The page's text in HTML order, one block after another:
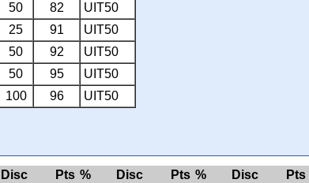
50 82
UIT50
25 91
UIT50
50 92
UIT50
50 95
UIT50
100 96 UIT50
Disc Pts % Disc Pts % Disc Pts